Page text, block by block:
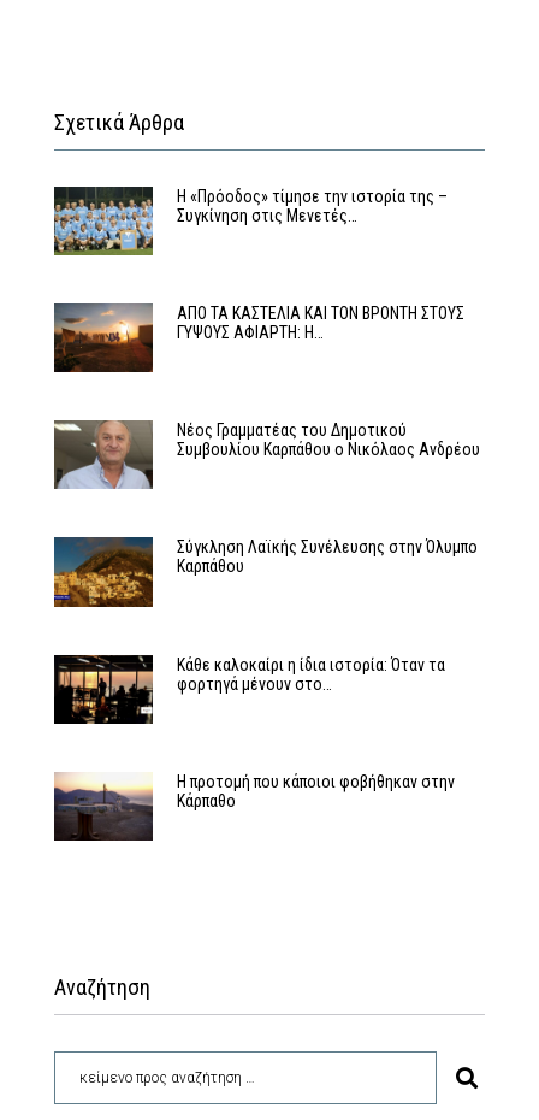
Σχετικά Άρθρα
Η «Πρόοδος» τίμησε την ιστορία της –
Συγκίνηση στις Μενετές…
ΑΠΟ ΤΑ ΚΑΣΤΕΛΙΑ ΚΑΙ ΤΟΝ ΒΡΟΝΤΗ ΣΤΟΥΣ
ΓΥΨΟΥΣ ΑΦΙΑΡΤΗ: Η…
Νέος Γραμματέας του Δημοτικού
Συμβουλίου Καρπάθου ο Νικόλαος Ανδρέου
Σύγκληση Λαϊκής Συνέλευσης στην Όλυμπο
Καρπάθου
Κάθε καλοκαίρι η ίδια ιστορία: Όταν τα
φορτηγά μένουν στο…
Η προτομή που κάποιοι φοβήθηκαν στην
Κάρπαθο
Αναζήτηση